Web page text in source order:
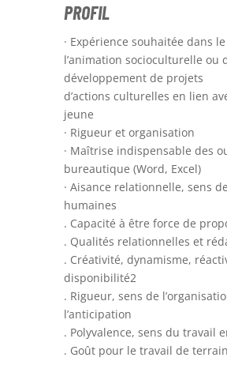
PROFIL
· Expérience souhaitée dans
l’animation socioculturelle ou
développement de projets
d’actions culturelles en lien
jeune
· Rigueur et organisation
· Maîtrise indispensable des
bureautique (Word, Excel)
· Aisance relationnelle, sens
humaines
. Capacité à être force de
. Qualités relationnelles et
. Créativité, dynamisme,
disponibilité2
. Rigueur, sens de
l’anticipation
. Polyvalence, sens du travail
. Goût pour le travail de terrain